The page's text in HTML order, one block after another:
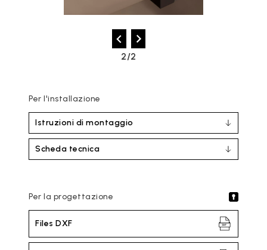
2/2
Per l'installazione
Istruzioni di montaggio
Scheda tecnica
Per la progettazione
Files DXF